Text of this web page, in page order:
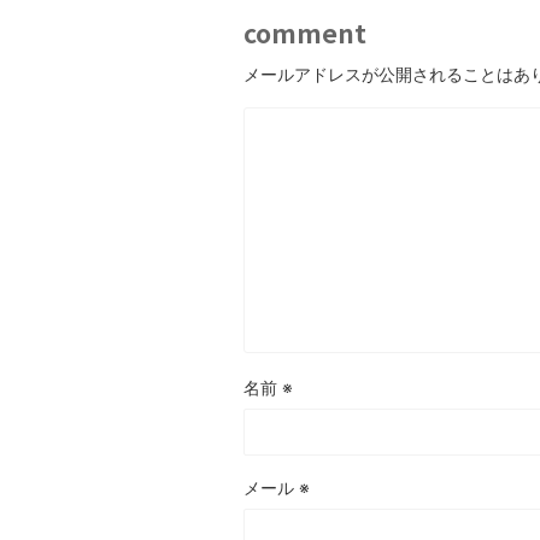
comment
メールアドレスが公開されることはあ
名前 ※
メール ※